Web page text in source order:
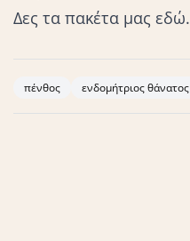
Δες τα πακέτα μας εδώ.
πένθος ενδομήτριος θάνατος